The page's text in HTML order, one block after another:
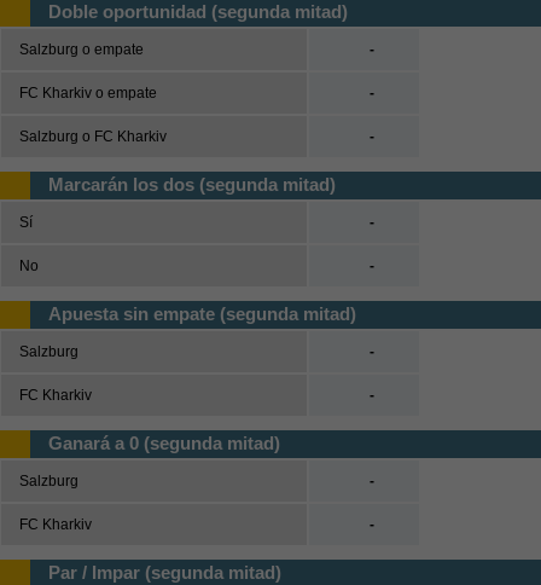
Doble oportunidad (segunda mitad)
Salzburg o empate
FC Kharkiv o empate
Salzburg o FC Kharkiv
-
-
-
Marcarán los dos (segunda mitad)
Sí
No
-
-
Apuesta sin empate (segunda mitad)
Salzburg
FC Kharkiv
-
-
Ganará a 0 (segunda mitad)
Salzburg
FC Kharkiv
-
-
Par / Impar (segunda mitad)